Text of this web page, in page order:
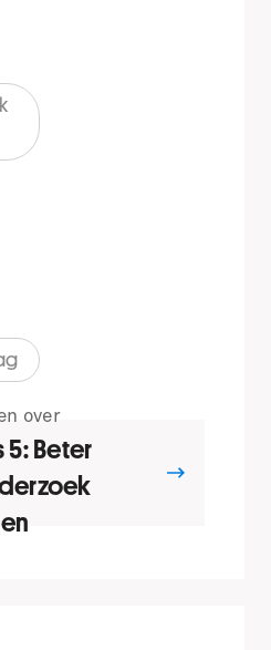
over
5: Beter